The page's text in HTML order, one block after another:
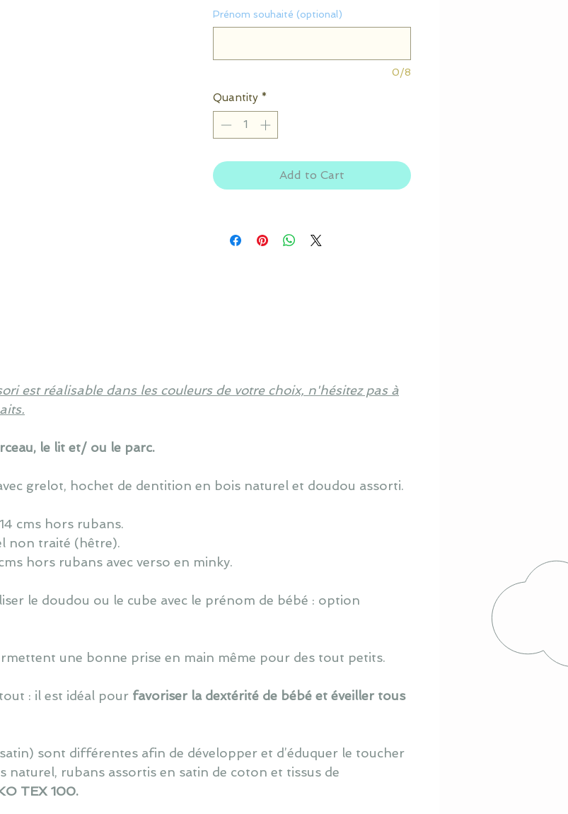
Prénom souhaité (optional)
0/8
Quantity *
Add to Cart
est réalisable dans les couleurs de votre choix, n'hésitez pas à
le lit et/ ou le parc.
grelot, hochet de dentition en bois naturel et doudou assorti.
cms hors rubans.
non traité (hêtre).
hors rubans avec verso en minky.
le doudou ou le cube avec le prénom de bébé : option
une bonne prise en main même pour des tout petits.
: il est idéal pour favoriser la dextérité de bébé et éveiller tous
sont différentes afin de développer et d’éduquer le toucher
naturel, rubans assortis en satin de coton et tissus de
TEX 100.